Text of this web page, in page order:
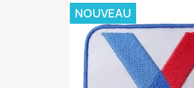
NOUVEAU